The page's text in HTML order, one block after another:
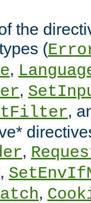
the
(
,
,
,
,
,
,